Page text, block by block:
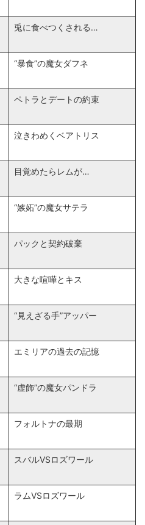
兎に食べつくされる…
“暴食”の魔女ダフネ
ペトラとデートの約束
泣きわめくベアトリス
目覚めたらレムが…
“嫉妬”の魔女サテラ
パックと契約破棄
大きな喧嘩とキス
“見えざる手”アッパー
エミリアの過去の記憶
“虚飾”の魔女パンドラ
フォルトナの最期
スバルVSロズワール
ラムVSロズワール